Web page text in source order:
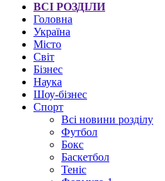
ВСІ РОЗДІЛИ
Головна
Україна
Місто
Світ
Бізнес
Наука
Шоу-бізнес
Спорт
Всі новини розділу
Футбол
Бокс
Баскетбол
Теніс